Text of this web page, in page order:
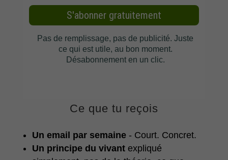
Ce que tu reçois
Un email par semaine- Court. Concret.
Un principe du vivantexpliqué